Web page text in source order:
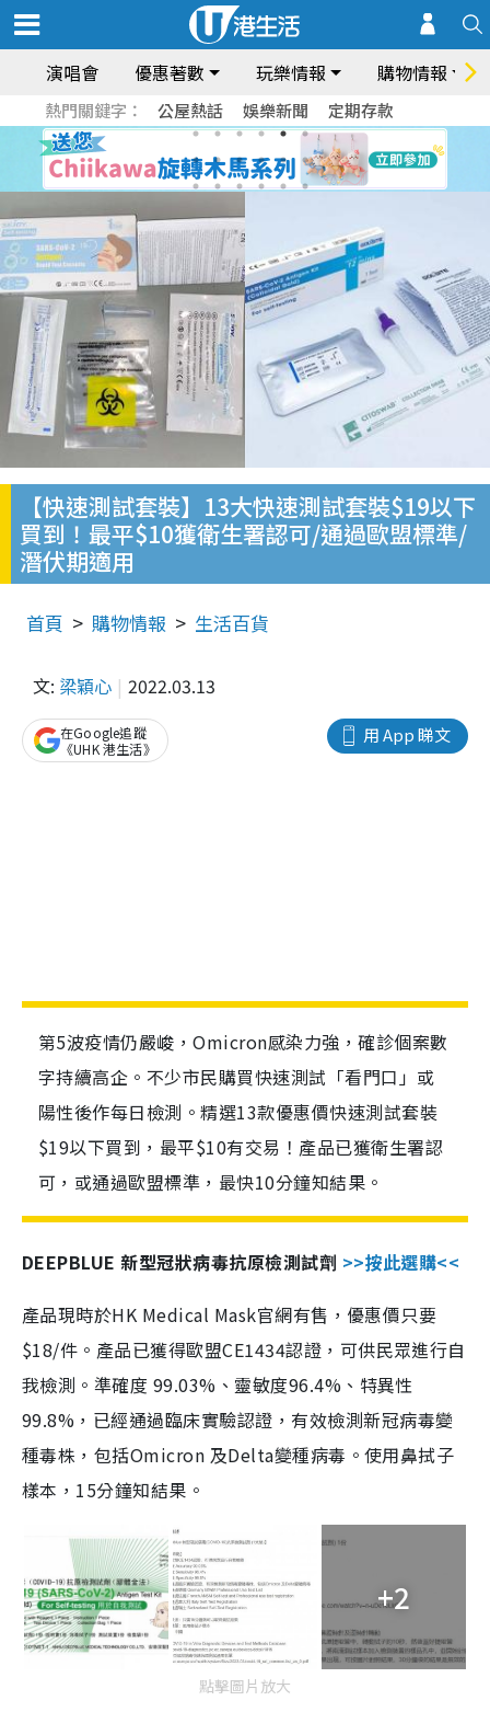
演唱會 優惠著數 玩樂情報 購物情報
熱門關鍵字： 公屋熱話 娛樂新聞 定期存款
【快速測試套裝】13大快速測試套裝$19以下
買到！最平$10獲衛生署認可/通過歐盟標準/
潛伏期適用
首頁 購物情報 生活百貨
文: 梁穎心 2022.03.13
用 App 睇文
在Google追蹤
《UHK 港生活》
第5波疫情仍嚴峻，Omicron感染力強，確診個案數
字持續高企。不少市民購買快速測試「看門口」或
陽性後作每日檢測。精選13款優惠價快速測試套裝
$19以下買到，最平$10有交易！產品已獲衛生署認
可，或通過歐盟標準，最快10分鐘知結果。
DEEPBLUE 新型冠狀病毒抗原檢測試劑 >>按此選購<<
產品現時於HK Medical Mask官網有售，優惠價只要
$18/件。產品已獲得歐盟CE1434認證，可供民眾進行自
我檢測。準確度 99.03%、靈敏度96.4%、特異性
99.8%，已經通過臨床實驗認證，有效檢測新冠病毒變
種毒株，包括Omicron 及Delta變種病毒。使用鼻拭子
樣本，15分鐘知結果。
+2
點擊圖片放大